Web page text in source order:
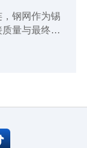
钢网作为锡
量与最终良